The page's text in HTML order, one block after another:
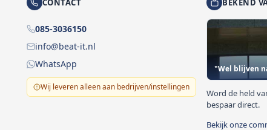
085-3036150
info@beat-it.nl
WhatsApp
Wij leveren alleen aan bedrijven/instellingen
"Wel blijven
Word de held
bespaar direct.
Bekijk onze